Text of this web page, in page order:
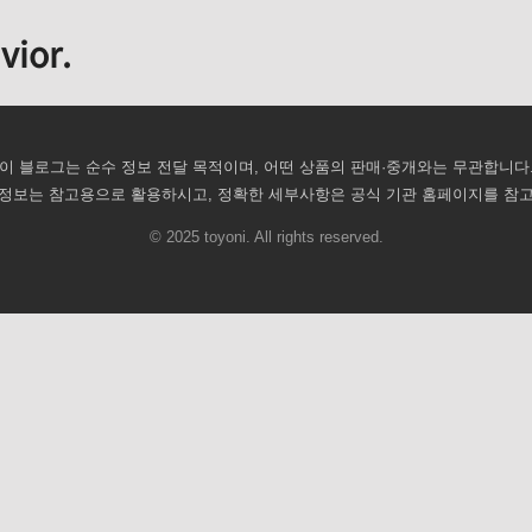
블로그는 순수 정보 전달 목적이며, 어떤 상품의 판매·중개와는 무관합니다.
보는 참고용으로 활용하시고, 정확한 세부사항은 공식 기관 홈페이지를 참
© 2025 toyoni. All rights reserved.